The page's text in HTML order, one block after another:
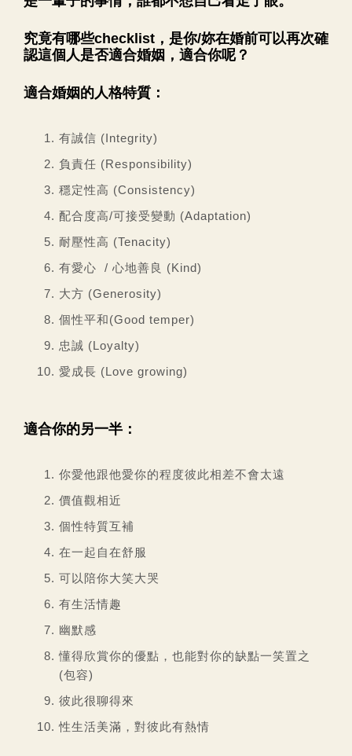
究竟有哪些checklist，是你/妳在婚前可以再次確
認這個人是否適合婚姻，適合你呢？
適合婚姻的人格特質：
有誠信 (Integrity)
負責任 (Responsibility)
穩定性高 (Consistency)
配合度高/可接受變動 (Adaptation)
耐壓性高 (Tenacity)
有愛心 / 心地善良 (Kind)
大方 (Generosity)
個性平和(Good temper)
忠誠 (Loyalty)
愛成長 (Love growing)
適合你的另一半：
你愛他跟他愛你的程度彼此相差不會太遠
價值觀相近
個性特質互補
在一起自在舒服
可以陪你大笑大哭
有生活情趣
幽默感
懂得欣賞你的優點，也能對你的缺點一笑置之
(包容)
彼此很聊得來
性生活美滿，對彼此有熱情